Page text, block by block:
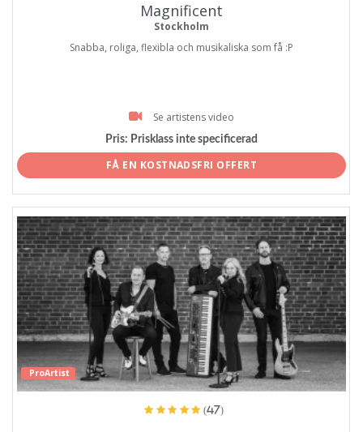
Magnificent
Stockholm
Snabba, roliga, flexibla och musikaliska som få :P
Se artistens video
Pris: Prisklass inte specificerad
FÅ EN KOSTNADSFRI OFFERT
ProArtist
(47)